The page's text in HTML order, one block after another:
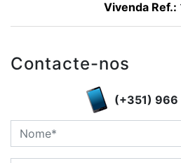
Vivenda Ref.:
Contacte-nos
(+351)